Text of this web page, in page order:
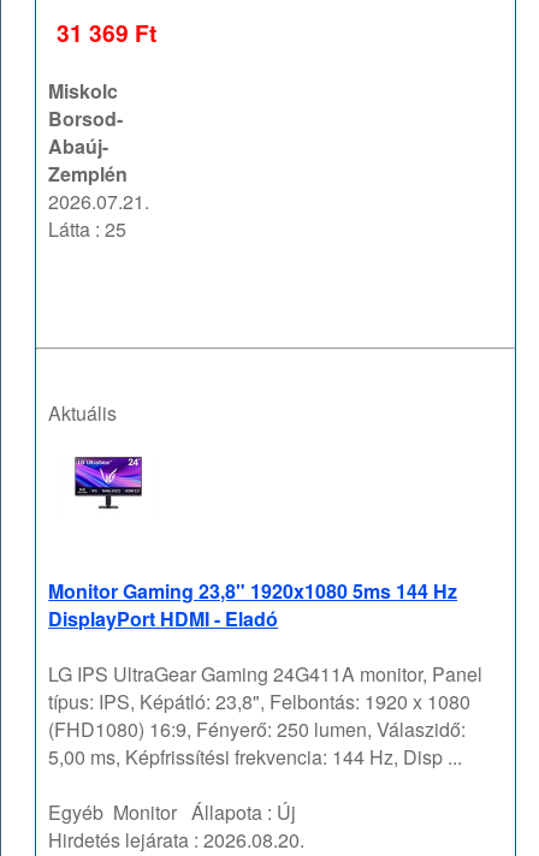
31 369 Ft
Miskolc
Borsod-
Abaúj-
Zemplén
2026.07.21.
Látta : 25
Aktuális
Monitor Gaming 23,8" 1920x1080 5ms 144 Hz
DisplayPort HDMI - Eladó
LG IPS UltraGear Gaming 24G411A monitor, Panel
típus: IPS, Képátló: 23,8", Felbontás: 1920 x 1080
(FHD1080) 16:9, Fényerő: 250 lumen, Válaszidő:
5,00 ms, Képfrissítési frekvencia: 144 Hz, Disp ...
Egyéb Monitor Állapota : Új
Hirdetés lejárata :2026.08.20.